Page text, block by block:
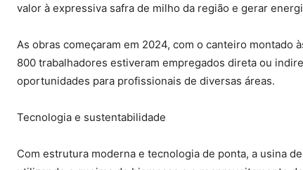
valor à expressiva safra de milho da região e gerar
As obras começaram em 2024, com o canteiro montado
800 trabalhadores estiveram empregados direta ou
oportunidades para profissionais de diversas áreas.
Tecnologia e sustentabilidade
Com estrutura moderna e tecnologia de ponta, a usina